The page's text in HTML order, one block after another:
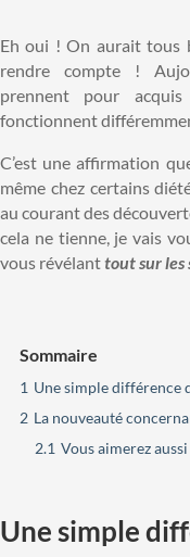
Eh oui ! On aurait tous
rendre compte !
prennent pour
fonctionnent
C’est une affirmation
même chez certains
au courant des
cela ne tienne, je vais
vous révélanttout sur les
Sommaire
1 Une simple différence
2 La nouveauté
2.1 Vous aimerez aussi
Une simple